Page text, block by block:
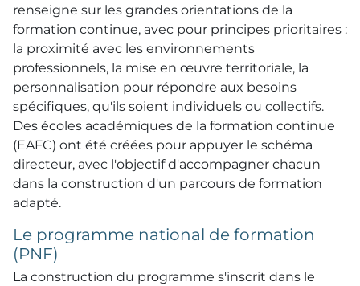
renseigne sur les grandes orientations de la
formation continue, avec pour principes prioritaires :
la proximité avec les environnements
professionnels, la mise en œuvre territoriale, la
personnalisation pour répondre aux besoins
spécifiques, qu'ils soient individuels ou collectifs.
Des écoles académiques de la formation continue
(EAFC) ont été créées pour appuyer le schéma
directeur, avec l'objectif d'accompagner chacun
dans la construction d'un parcours de formation
adapté.
Le programme national de formation
(PNF)
La construction du programme s'inscrit dans le